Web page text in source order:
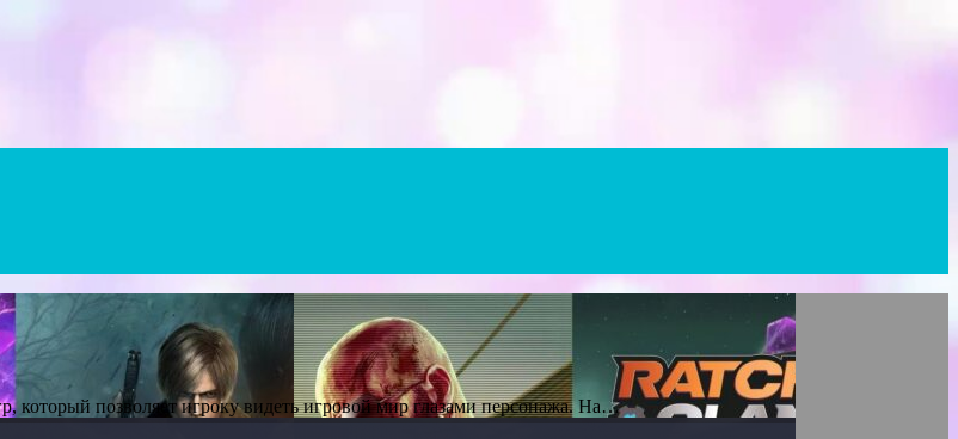
позволяет игроку видеть игровой мир глазами персонажа. На…